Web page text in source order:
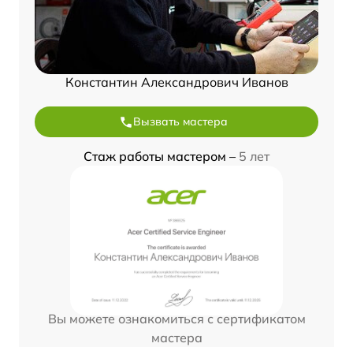
Константин Александрович Иванов
Вызвать мастера
Стаж работы мастером – 5 лет
Вы можете ознакомиться с сертификатом
мастера